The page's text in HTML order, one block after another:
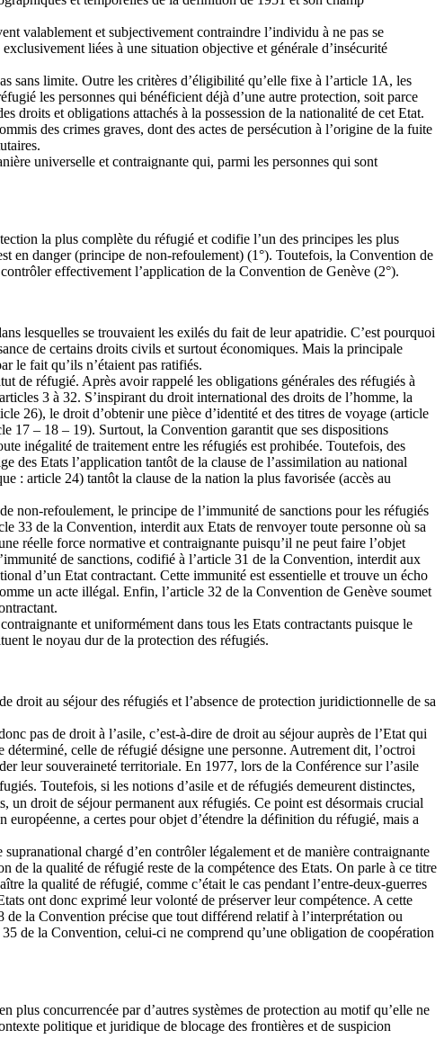
valablement et subjectivement contraindre l’individu à ne pas se
liées à une situation objective et générale d’insécurité
sans limite. Outre les critères d’éligibilité qu’elle fixe à l’article 1A, les
les personnes qui bénéficient déjà d’une autre protection, soit parce
droits et obligations attachés à la possession de la nationalité de cet Etat.
des crimes graves, dont des actes de persécution à l’origine de la fuite
universelle et contraignante qui, parmi les personnes qui sont
la plus complète du réfugié et codifie l’un des principes les plus
en danger (principe de non-refoulement) (1°). Toutefois, la Convention de
effectivement l’application de la Convention de Genève (2°).
lesquelles se trouvaient les exilés du fait de leur apatridie. C’est pourquoi
de certains droits civils et surtout économiques. Mais la principale
le fait qu’ils n’étaient pas ratifiés.
de réfugié. Après avoir rappelé les obligations générales des réfugiés à
3 à 32. S’inspirant du droit international des droits de l’homme, la
26), le droit d’obtenir une pièce d’identité et des titres de voyage (article
17 – 18 – 19). Surtout, la Convention garantit que ses dispositions
inégalité de traitement entre les réfugiés est prohibée. Toutefois, des
des Etats l’application tantôt de la clause de l’assimilation au national
: article 24) tantôt la clause de la nation la plus favorisée (accès au
non-refoulement, le principe de l’immunité de sanctions pour les réfugiés
33 de la Convention, interdit aux Etats de renvoyer toute personne où sa
réelle force normative et contraignante puisqu’il ne peut faire l’objet
de sanctions, codifié à l’article 31 de la Convention, interdit aux
d’un Etat contractant. Cette immunité est essentielle et trouve un écho
un acte illégal. Enfin, l’article 32 de la Convention de Genève soumet
et uniformément dans tous les Etats contractants puisque le
le noyau dur de la protection des réfugiés.
droit au séjour des réfugiés et l’absence de protection juridictionnelle de sa
pas de droit à l’asile, c’est-à-dire de droit au séjour auprès de l’Etat qui
celle de réfugié désigne une personne. Autrement dit, l’octroi
leur souveraineté territoriale. En 1977, lors de la Conférence sur l’asile
Toutefois, si les notions d’asile et de réfugiés demeurent distinctes,
un droit de séjour permanent aux réfugiés. Ce point est désormais crucial
a certes pour objet d’étendre la définition du réfugié, mais a
chargé d’en contrôler légalement et de manière contraignante
la qualité de réfugié reste de la compétence des Etats. On parle à ce titre
la qualité de réfugié, comme c’était le cas pendant l’entre-deux-guerres
ont donc exprimé leur volonté de préserver leur compétence. A cette
de la Convention précise que tout différend relatif à l’interprétation ou
de la Convention, celui-ci ne comprend qu’une obligation de coopération
concurrencée par d’autres systèmes de protection au motif qu’elle ne
politique et juridique de blocage des frontières et de suspicion